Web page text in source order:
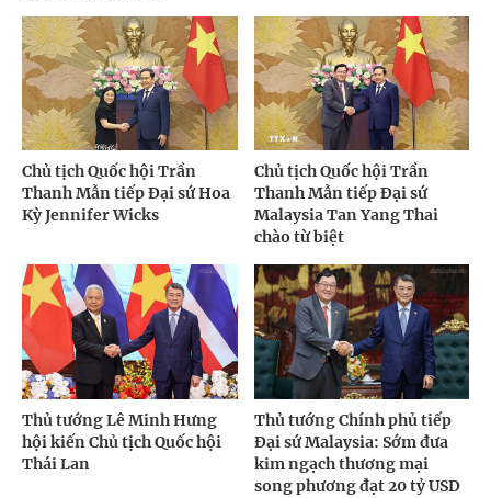
Chủ tịch Quốc hội Trần
Thanh Mẫn tiếp Đại sứ Hoa
Kỳ Jennifer Wicks
Chủ tịch Quốc hội Trần
Thanh Mẫn tiếp Đại sứ
Malaysia Tan Yang Thai
chào từ biệt
Thủ tướng Lê Minh Hưng
hội kiến Chủ tịch Quốc hội
Thái Lan
Thủ tướng Chính phủ tiếp
Đại sứ Malaysia: Sớm đưa
kim ngạch thương mại
song phương đạt 20 tỷ USD